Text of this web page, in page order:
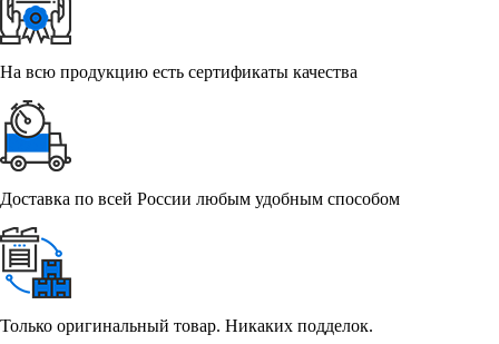
На всю продукцию есть сертификаты качества
Доставка по всей России любым удобным способом
Только оригинальный товар. Никаких подделок.